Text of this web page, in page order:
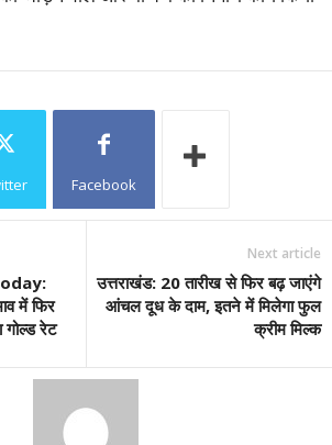
Facebook
में फिर
रेट
Next article
उत्तराखंड: 20 तारीख से फिर बढ़ जाएंगे
आंचल दूध के दाम, इतने में मिलेगा फुल
क्रीम मिल्क